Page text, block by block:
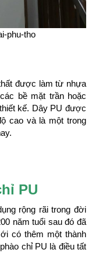
phu-tho
được làm từ nhựa
bề mặt trần hoặc
kế. Dây PU được
cao và là một trong
PU
rộng rãi trong đời
năm tuổi sau đó đã
có thêm một thành
chỉ PU là điều tất